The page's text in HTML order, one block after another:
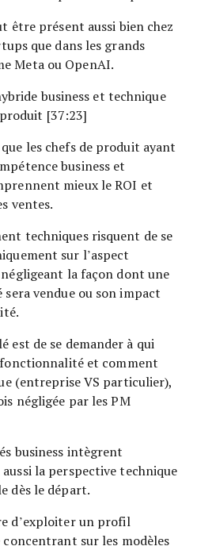
être présent aussi bien chez
que dans les grands
Meta ou OpenAI.
business et technique
[37:23]
les chefs de produit ayant
business et
mieux le ROI et
ventes.
techniques risquent de se
sur l’aspect
la façon dont une
vendue ou son impact
est de se demander à qui
fonctionnalité et comment
(entreprise VS particulier),
négligée par les PM
business intègrent
la perspective technique
dès le départ.
d’exploiter un profil
concentrant sur les modèles